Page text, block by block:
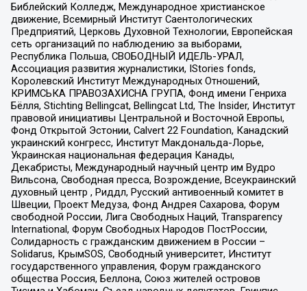
Библейский Колледж, Международное христианское
движение, Всемирный Институт Саентологических
Предприятий, Церковь Духовной Технологии, Европейская
сеть организаций по наблюдению за выборами,
Республика Польша, СВОБОДНЫЙ ИДЕЛЬ-УРАЛ,
Ассоциация развития журналистики, IStories fonds,
Королевский Институт Международных Отношений,
КРИМСЬКА ПРАВОЗАХИСНА ГРУПА, Фонд имени Генриха
Бёлля, Stichting Bellingcat, Bellingcat Ltd, The Insider, Институт
правовой инициативы Центральной и Восточной Европы,
Фонд Открытой Эстонии, Calvert 22 Foundation, Канадский
украинский конгресс, Институт Макдональда-Лорье,
Украинская национальная федерация Канады,
Декабристы, Международный научный центр им Вудро
Вильсона, Свободная пресса, Возрождение, Всеукраинский
духовный центр , Риддл, Русский антивоенный комитет в
Швеции, Проект Медуза, Фонд Андрея Сахарова, Форум
свободной России, Лига Свободных Наций, Transparеncy
International, Форум Свободных Народов ПостРоссии,
Солидарность с гражданским движением в России –
Solidarus, КрымSOS, Свободный университет, Институт
государственного управления, Форум гражданского
общества Россия, Беллона, Союз жителей островов